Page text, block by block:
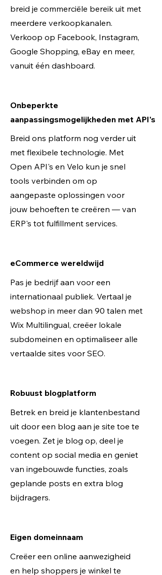
breid je commerciële bereik uit met
meerdere verkoopkanalen.
Verkoop op Facebook, Instagram,
Google Shopping, eBay en meer,
vanuit één dashboard.
Onbeperkte
aanpassingsmogelijkheden met API's
Breid ons platform nog verder uit
met flexibele technologie. Met
Open API's en Velo kun je snel
tools verbinden om op
aangepaste oplossingen voor
jouw behoeften te creëren — van
ERP's tot fulfillment services.
eCommerce wereldwijd
Pas je bedrijf aan voor een
internationaal publiek. Vertaal je
webshop in meer dan 90 talen met
Wix Multilingual, creëer lokale
subdomeinen en optimaliseer alle
vertaalde sites voor SEO.
Robuust blogplatform
Betrek en breid je klantenbestand
uit door een blog aan je site toe te
voegen. Zet je blog op, deel je
content op social media en geniet
van ingebouwde functies, zoals
geplande posts en extra blog
bijdragers.
Eigen domeinnaam
Creëer een online aanwezigheid
en help shoppers je winkel te